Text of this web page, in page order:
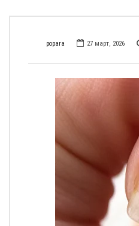
popara 27 март, 2026